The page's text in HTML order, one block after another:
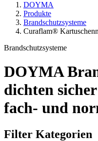
DOYMA
Produkte
Brandschutzsysteme
Curaflam®
Brandschutzsysteme
DOYMA
dichten
fach- und
Filter Kategorien